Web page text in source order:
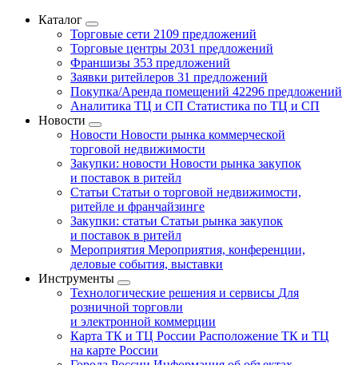
Каталог
Торговые сети 2109 предложений
Торговые центры 2031 предложений
Франшизы 353 предложений
Заявки ритейлеров 31 предложений
Покупка/Аренда помещений 42296 предложений
Аналитика ТЦ и СП Статистика по ТЦ и СП
Новости
Новости Новости рынка коммерческой
торговой недвижимости
Закупки: новости Новости рынка закупок
и поставок в ритейл
Статьи Статьи о торговой недвижимости,
ритейле и франчайзинге
Закупки: статьи Статьи рынка закупок
и поставок в ритейл
Мероприятия Мероприятия, конференции,
деловые события, выставки
Инструменты
Технологические решения и сервисы Для
розничной торговли
и электронной коммерции
Карта ТК и ТЦ России Расположение ТК и ТЦ
на карте России